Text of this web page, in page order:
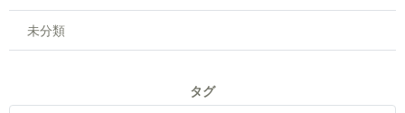
未分類
タグ